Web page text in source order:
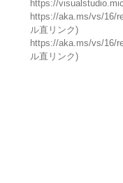
https://
https://aka.ms/vs/16/
ル直リンク)
https://aka.ms/vs/16/
ル直リンク)